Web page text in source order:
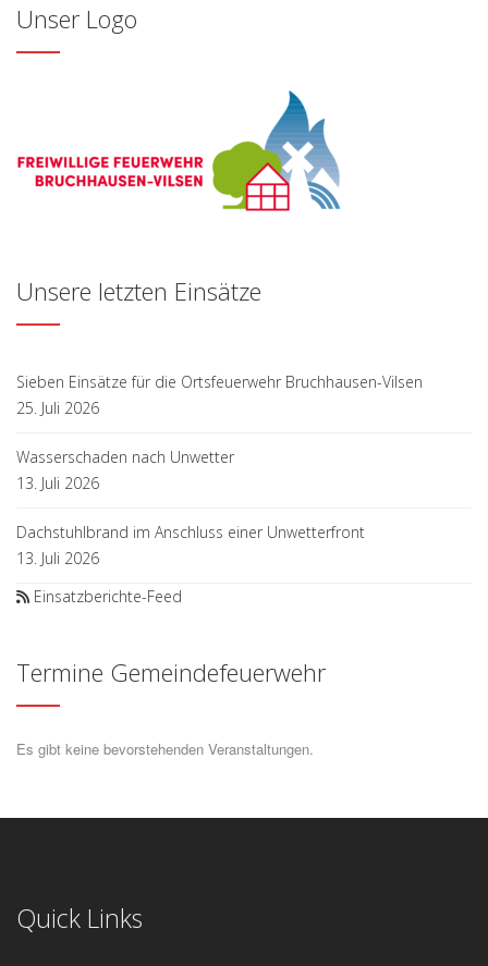
Unser Logo
Unsere letzten Einsätze
Sieben Einsätze für die Ortsfeuerwehr Bruchhausen-Vilsen
25. Juli 2026
Wasserschaden nach Unwetter
13. Juli 2026
Dachstuhlbrand im Anschluss einer Unwetterfront
13. Juli 2026
Einsatzberichte-Feed
Termine Gemeindefeuerwehr
Es gibt keine bevorstehenden Veranstaltungen.
Quick Links